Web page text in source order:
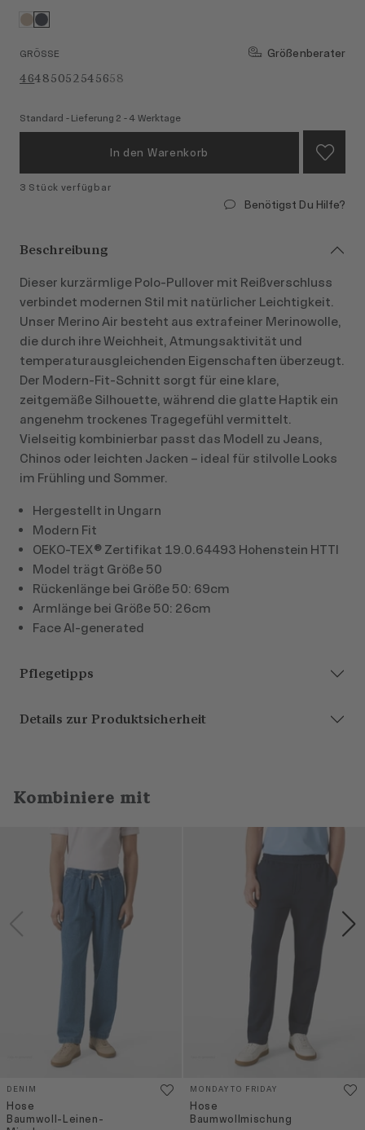
GRÖSSE
Größenberater
46485052545658
Standard - Lieferung 2 - 4 Werktage
In den Warenkorb
3 Stück verfügbar
Benötigst Du Hilfe?
Beschreibung
Dieser kurzärmlige Polo‑Pullover mit Reißverschluss
verbindet modernen Stil mit natürlicher Leichtigkeit.
Unser Merino Air besteht aus extrafeiner Merinowolle,
die durch ihre Weichheit, Atmungsaktivität und
temperaturausgleichenden Eigenschaften überzeugt.
Der Modern‑Fit‑Schnitt sorgt für eine klare,
zeitgemäße Silhouette, während die glatte Haptik ein
angenehm trockenes Tragegefühl vermittelt.
Vielseitig kombinierbar passt das Modell zu Jeans,
Chinos oder leichten Jacken – ideal für stilvolle Looks
im Frühling und Sommer.
Hergestellt in Ungarn
Modern Fit
OEKO-TEX® Zertifikat 19.0.64493 Hohenstein HTTI
Model trägt Größe 50
Rückenlänge bei Größe 50: 69cm
Armlänge bei Größe 50: 26cm
Face AI-generated
Pflegetipps
Details zur Produktsicherheit
Kombiniere mit
DENIM
Hose
Baumwoll-Leinen-
MONDAY TO FRIDAY
Hose
Baumwollmischung